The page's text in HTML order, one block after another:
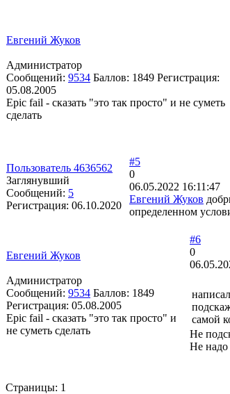
Евгений Жуков
Администратор
Сообщений: 9534 Баллов: 1849 Регистрация:
05.08.2005
Epic fail - сказать "это так просто" и не суметь
сделать
Пользователь 4636562
Заглянувший
Сообщений: 5
Регистрация: 06.10.2020
#5
0
06.05.2022 16:11:47
Евгений Жуков
определенном
Евгений Жуков
Администратор
Сообщений: 9534 Баллов: 1849
Регистрация: 05.08.2005
Epic fail - сказать "это так просто" и
не суметь сделать
#6
0
самой
Не
Не надо
Страницы: 1